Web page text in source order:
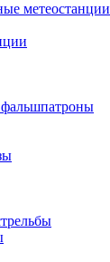
метеостанции
фальшпатроны